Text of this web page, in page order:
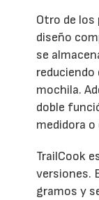
Otro de
diseño
se
reduciendo
mochila.
doble
medidora o
TrailCook
versiones.
gramos y